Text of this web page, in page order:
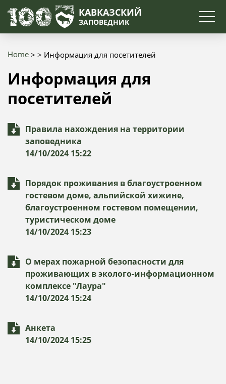
КАВКАЗСКИЙ
ЗАПОВЕДНИК
Search
Breadcrumb
Home Информация для посетителей
Информация для
посетителей
Правила нахождения на территории
заповедника
14/10/2024 15:22
Порядок проживания в благоустроенном
гостевом доме, альпийской хижине,
благоустроенном гостевом помещении,
туристическом доме
14/10/2024 15:23
О мерах пожарной безопасности для
проживающих в эколого-информационном
комплексе "Лаура"
14/10/2024 15:24
Анкета
14/10/2024 15:25